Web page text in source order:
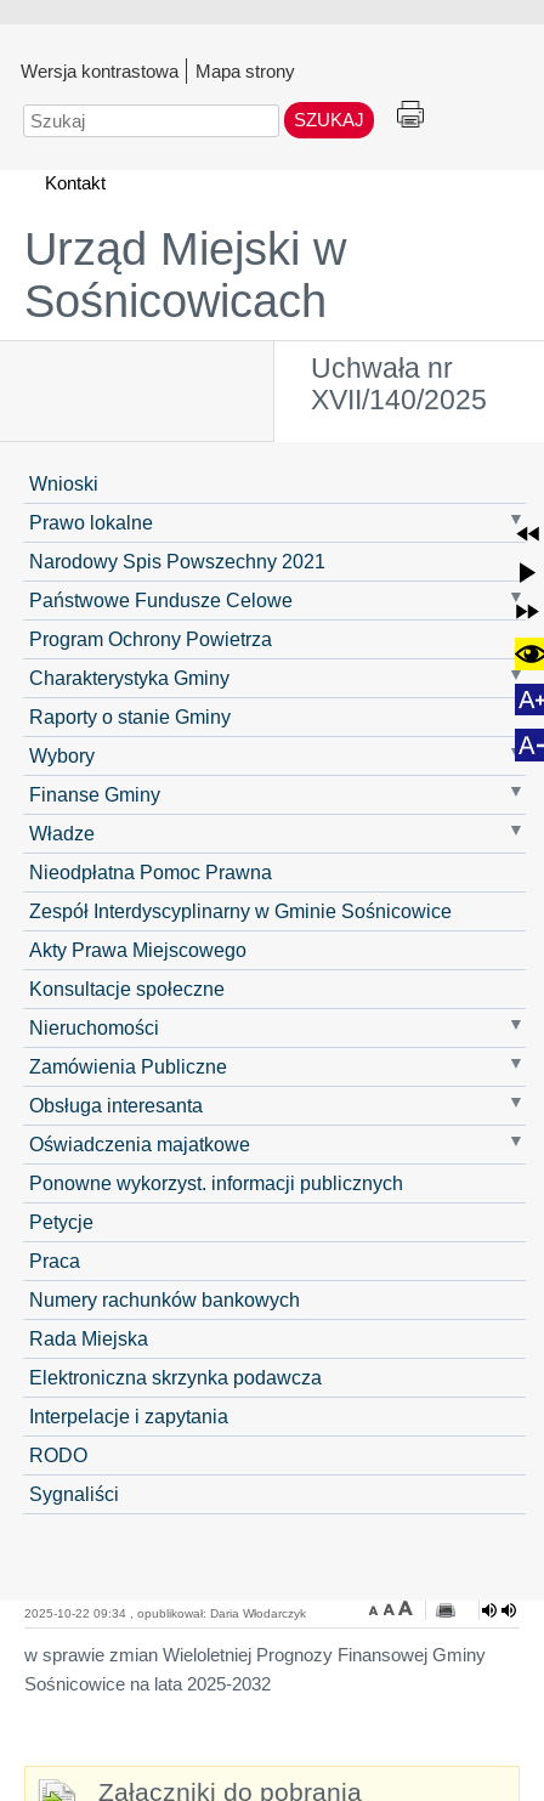
Wersja kontrastowa Mapa strony
Szukaj
Kontakt
Urząd Miejski w
Sośnicowicach
Uchwała nr
XVII/140/2025
Wnioski
Prawo lokalne
Narodowy Spis Powszechny 2021
Państwowe Fundusze Celowe
Program Ochrony Powietrza
Charakterystyka Gminy
Raporty o stanie Gminy
Wybory
Finanse Gminy
Władze
Nieodpłatna Pomoc Prawna
Zespół Interdyscyplinarny w Gminie Sośnicowice
Akty Prawa Miejscowego
Konsultacje społeczne
Nieruchomości
Zamówienia Publiczne
Obsługa interesanta
Oświadczenia majatkowe
Ponowne wykorzyst. informacji publicznych
Petycje
Praca
Numery rachunków bankowych
Rada Miejska
Elektroniczna skrzynka podawcza
Interpelacje i zapytania
RODO
Sygnaliści
2025-10-22 09:34 , opublikował: Daria Włodarczyk
w sprawie zmian Wieloletniej Prognozy Finansowej Gminy
Sośnicowice na lata 2025-2032
Załączniki do pobrania